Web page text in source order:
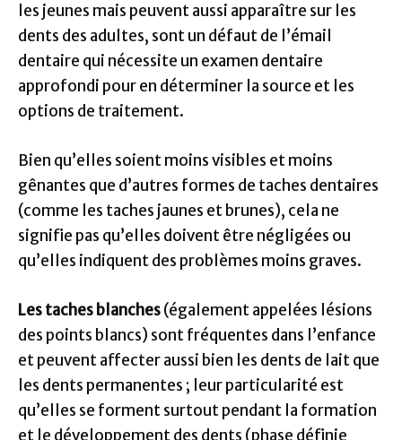
les jeunes mais peuvent aussi apparaître sur les
dents des adultes, sont un défaut de l’émail
dentaire qui nécessite un examen dentaire
approfondi pour en déterminer la source et les
options de traitement.
Bien qu’elles soient moins visibles et moins
gênantes que d’autres formes de taches dentaires
(comme les taches jaunes et brunes), cela ne
signifie pas qu’elles doivent être négligées ou
qu’elles indiquent des problèmes moins graves.
Les taches blanches(également appelées lésions
des points blancs) sont fréquentes dans l’enfance
et peuvent affecter aussi bien les dents de lait que
les dents permanentes ; leur particularité est
qu’elles se forment surtout pendant la formation
et le développement des dents (phase définie